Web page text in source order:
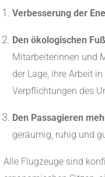
Verbesserung der
Den ökologischen
Mitarbeiterinnen und
der Lage, ihre Arbeit
Verpflichtungen des
Den Passagieren
geräumig, ruhig und
Alle Flugzeuge sind